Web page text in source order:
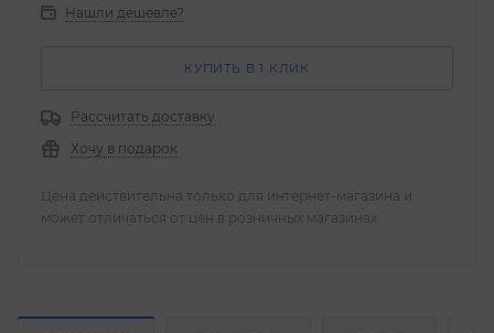
Нашли дешевле?
КУПИТЬ В 1 КЛИК
Рассчитать доставку
Хочу в подарок
Цена действительна только для интернет-магазина и
может отличаться от цен в розничных магазинах